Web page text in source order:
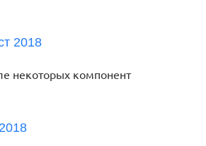
2018
некоторых компонент